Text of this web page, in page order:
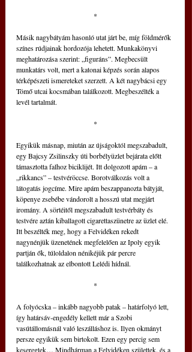
*
Másik nagybátyám hasonló utat járt be, míg földmérők
színes rúdjainak hordozója lehetett. Munkakönyvi
meghatározása szerint: „figuráns”. Megbecsült
munkatárs volt, mert a katonai képzés során alapos
térképészeti ismereteket szerzett. A két nagybácsi egy
Tömő utcai kocsmában találkozott. Megbeszélték a
levél tartalmát.
*
Egyikük másnap, miután az újságoktól megszabadult,
egy Bajcsy Zsilinszky úti borbélyüzlet bejárata előtt
támasztotta falhoz biciklijét. Itt dolgozott apám – a
„rikkancs” – testvéröccse. Borotválkozás volt a
látogatás jogcíme. Mire apám beszappanozta bátyját,
köpenye zsebébe vándorolt a hosszú utat megjárt
iromány. A sörtéitől megszabadult testvérbáty és
testvére aztán kiballagott cigarettaszünetre az üzlet elé.
Itt beszélték meg, hogy a Felvidéken rekedt
nagynénjük üzenetének megfelelően az Ipoly egyik
partján ők, túloldalon nénikéjük pár percre
találkozhatnak az elbontott Lelédi hídnál.
*
A folyócska – inkább nagyobb patak – határfolyó lett,
így határsáv-engedély kellett már a Szobi
vasútállomásnál való leszálláshoz is. Ilyen okmányt
persze egyikük sem birtokolt. Ezen egy percig sem
keseregtek… Mindhárman a Felvidéken születtek, és a